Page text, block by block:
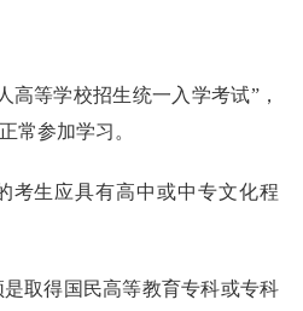
高等学校招生统一入学考试”，
常参加学习。
考生应具有高中或中专文化程
取得国民高等教育专科或专科